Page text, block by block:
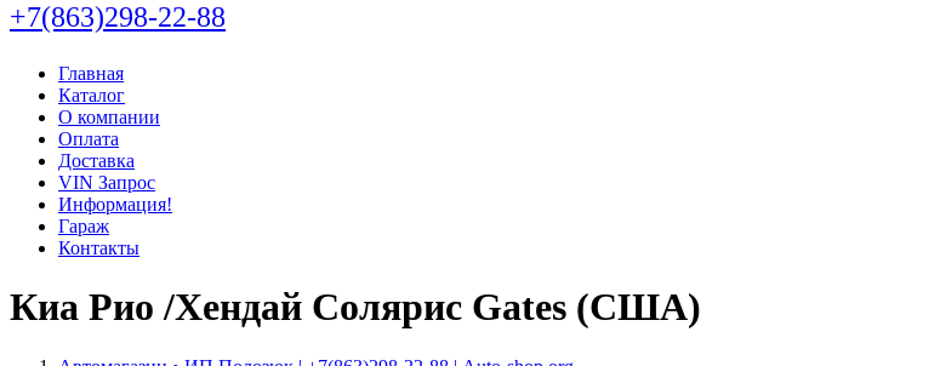
+7(863)298-22-88
Главная
Каталог
О компании
Оплата
Доставка
VIN Запрос
Информация!
Гараж
Контакты
Киа Рио /Хендай Солярис Gates (США)